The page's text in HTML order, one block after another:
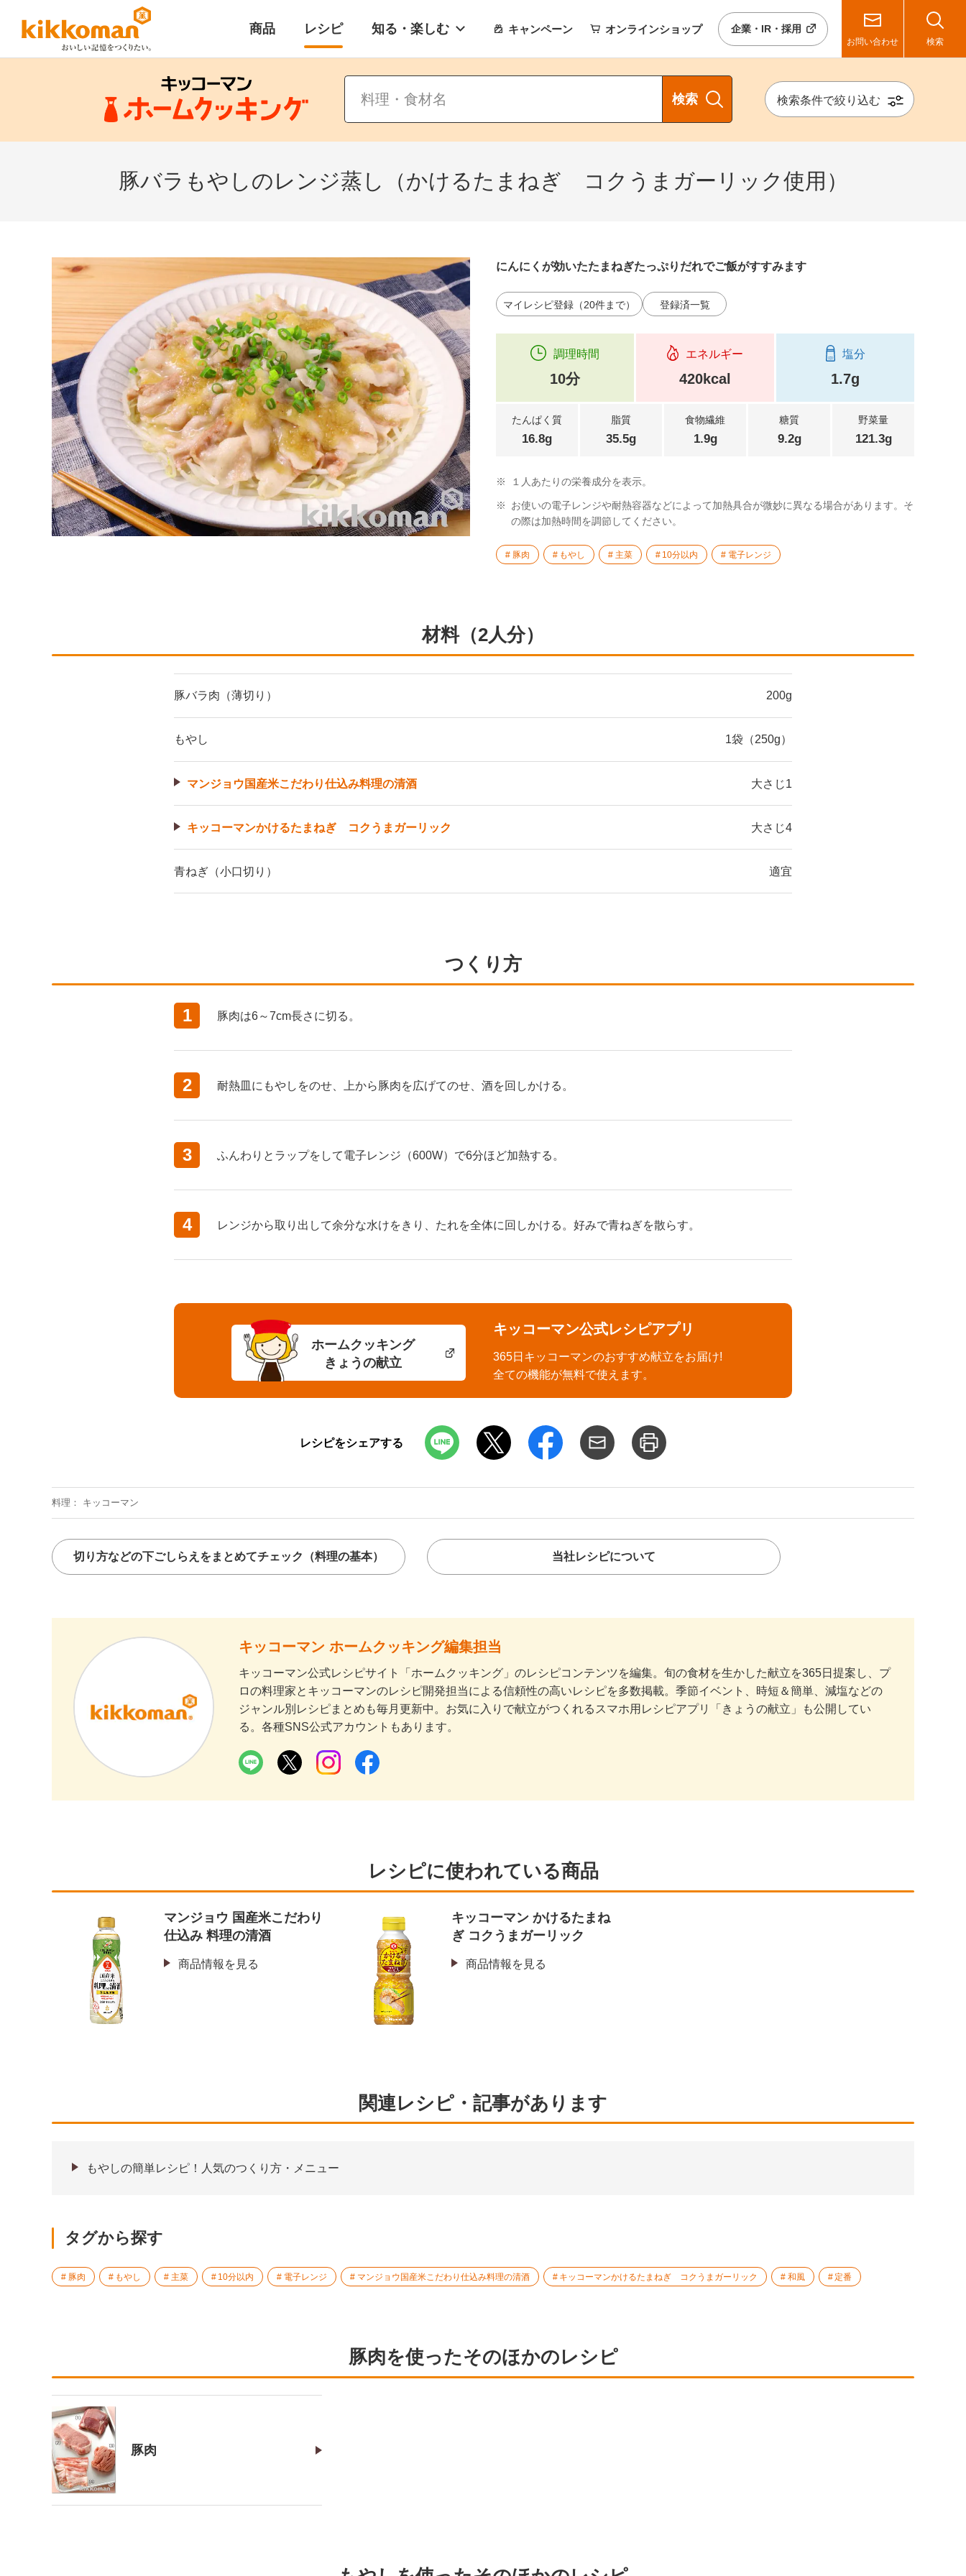
商品 レシピ 知る・楽しむ キャンペーン オンラインショップ 企業・IR・採用
お問い合わせ 検索
検索 検索条件で絞り込む
豚バラもやしのレンジ蒸し（かけるたまねぎ コクうまガーリック使用）
にんにくが効いたたまねぎたっぷりだれでご飯がすすみます
マイレシピ登録（20件まで） 登録済一覧
調理時間
10分
エネルギー
420kcal
塩分
1.7g
たんぱく質
16.8g
脂質
35.5g
食物繊維
1.9g
糖質
9.2g
野菜量
121.3g
※ １人あたりの栄養成分を表示。
※
お使いの電子レンジや耐熱容器などによって加熱具合が微妙に異なる場合があります。そ
の際は加熱時間を調節してください。
豚肉 もやし 主菜 10分以内 電子レンジ
材料（2人分）
豚バラ肉（薄切り） 200g
もやし 1袋（250g）
マンジョウ国産米こだわり仕込み料理の清酒 大さじ1
キッコーマンかけるたまねぎ コクうまガーリック 大さじ4
青ねぎ（小口切り） 適宜
つくり方
1 豚肉は6～7cm長さに切る。
2 耐熱皿にもやしをのせ、上から豚肉を広げてのせ、酒を回しかける。
3 ふんわりとラップをして電子レンジ（600W）で6分ほど加熱する。
4 レンジから取り出して余分な水けをきり、たれを全体に回しかける。好みで青ねぎを散らす。
ホームクッキング
きょうの献立
キッコーマン公式レシピアプリ
365日キッコーマンのおすすめ献立をお届け!
全ての機能が無料で使えます。
レシピをシェアする
料理 キッコーマン
切り方などの下ごしらえをまとめてチェック （料理の基本） 当社レシピについて
キッコーマン ホームクッキング編集担当
キッコーマン公式レシピサイト「ホームクッキング」のレシピコンテンツを編集。旬の食材を生かした献立を365日提案し、プ
ロの料理家とキッコーマンのレシピ開発担当による信頼性の高いレシピを多数掲載。季節イベント、時短＆簡単、減塩などの
ジャンル別レシピまとめも毎月更新中。お気に入りで献立がつくれるスマホ用レシピアプリ「きょうの献立」も公開してい
る。各種SNS公式アカウントもあります。
レシピに使われている商品
マンジョウ 国産米こだわり
仕込み 料理の清酒
商品情報を見る
キッコーマン かけるたまね
ぎ コクうまガーリック
商品情報を見る
関連レシピ・記事があります
もやしの簡単レシピ！人気のつくり方・メニュー
タグから探す
豚肉 もやし 主菜 10分以内 電子レンジ マンジョウ国産米こだわり仕込み料理の清酒 キッコーマンかけるたまねぎ コクうまガーリック 和風 定番
豚肉を使ったそのほかのレシピ
豚肉